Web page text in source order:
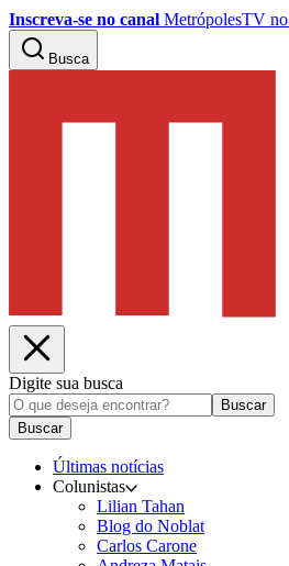
Inscreva-se no canal MetrópolesTV no
Busca
Digite sua busca
Buscar
Buscar
Últimas notícias
Colunistas
Lilian Tahan
Blog do Noblat
Carlos Carone